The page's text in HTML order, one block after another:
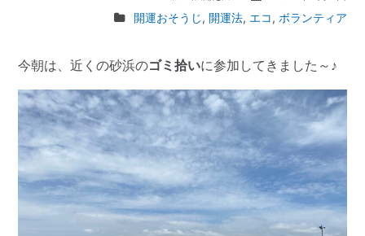
開運おそうじ, 開運法, エコ, ボランティア
今朝は、近くの砂浜のゴミ拾いに参加してきました～♪